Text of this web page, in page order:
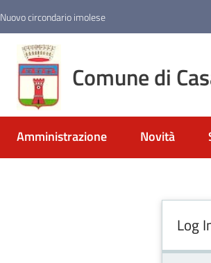
Nuovo circondario imolese
Comune di
Amministrazione Novità
Log